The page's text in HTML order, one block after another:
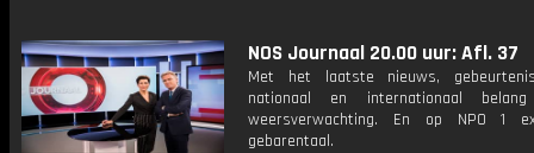
NOS Journaal 20.00 uur: Afl. 37
Met het laatste nieuws,
nationaal en internationaal
weersverwachting. En op NPO 1
gebarentaal.